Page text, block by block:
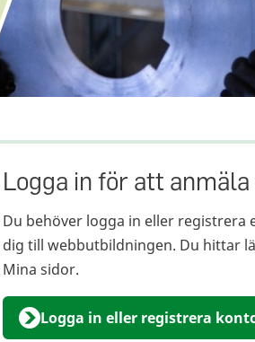
Logga in för att
Du behöver logga in eller registrera
dig till webbutbildningen. Du hittar
Mina sidor.
Logga in eller registrera